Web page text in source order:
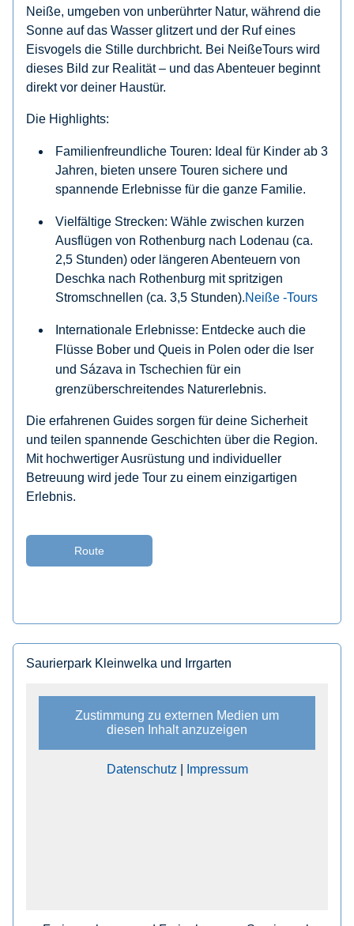
Neiße, umgeben von unberührter Natur, während die
Sonne auf das Wasser glitzert und der Ruf eines
Eisvogels die Stille durchbricht. Bei NeißeTours wird
dieses Bild zur Realität – und das Abenteuer beginnt
direkt vor deiner Haustür.
Die Highlights:
Familienfreundliche Touren: Ideal für Kinder ab 3
Jahren, bieten unsere Touren sichere und
spannende Erlebnisse für die ganze Familie.​
Vielfältige Strecken: Wähle zwischen kurzen
Ausflügen von Rothenburg nach Lodenau (ca.
2,5 Stunden) oder längeren Abenteuern von
Deschka nach Rothenburg mit spritzigen
Stromschnellen (ca. 3,5 Stunden).​Neiße -Tours
Internationale Erlebnisse: Entdecke auch die
Flüsse Bober und Queis in Polen oder die Iser
und Sázava in Tschechien für ein
grenzüberschreitendes Naturerlebnis.
Die erfahrenen Guides sorgen für deine Sicherheit
und teilen spannende Geschichten über die Region.
Mit hochwertiger Ausrüstung und individueller
Betreuung wird jede Tour zu einem einzigartigen
Erlebnis.
Route
Saurierpark Kleinwelka und Irrgarten
Zustimmung zu externen Medien um
diesen Inhalt anzuzeigen
Datenschutz Impressum